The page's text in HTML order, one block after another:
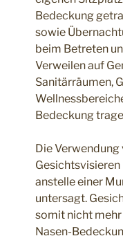
Bedeckung
sowie
beim Betreten
Verweilen auf
Sanitärräumen,
Bedeckung
Die
anstelle einer
untersagt.
somit nicht
Nasen-